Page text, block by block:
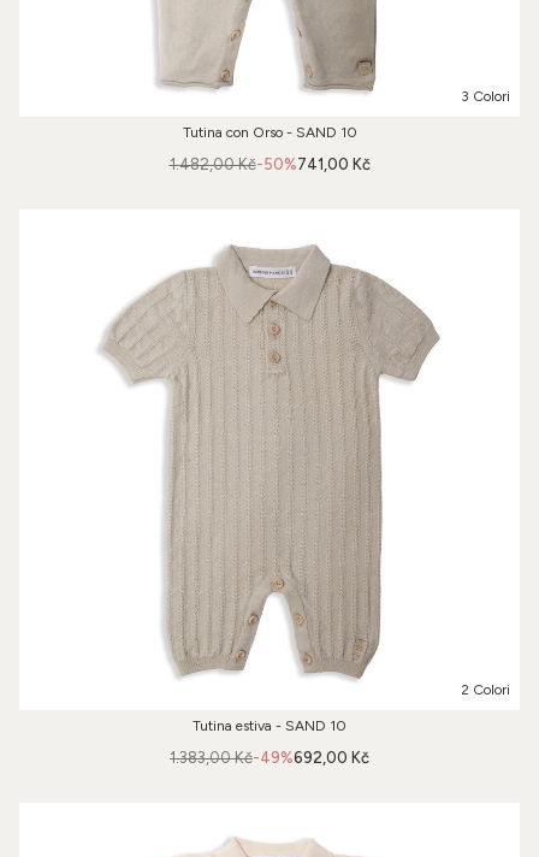
3 Colori
Tutina con Orso - SAND 10
-50%
1.482,00 Kč 741,00 Kč
2 Colori
Tutina estiva - SAND 10
-49%
1.383,00 Kč 692,00 Kč